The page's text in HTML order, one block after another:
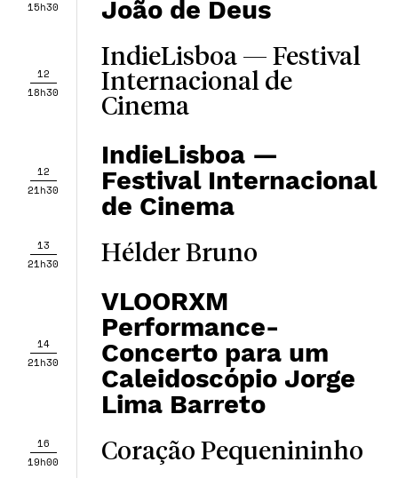
15h30 João de Deus
12
18h30
IndieLisboa — Festival
Internacional de
Cinema
12
21h30
IndieLisboa —
Festival Internacional
de Cinema
13
21h30
Hélder Bruno
14
21h30
VLOORXM
Performance-
Concerto para um
Caleidoscópio Jorge
Lima Barreto
16
19h00
Coração Pequenininho